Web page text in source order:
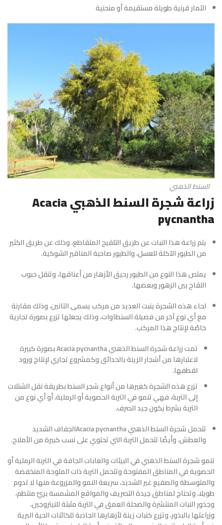
الثمار قرنية طويلة مستقيمة أو منحنية
السنط الذهبي
زراعة شجرة السنط الذهبي Acacia
pycnantha
يتم زراعة هذا النبات عن طريق التلقيح المتقاطع، وذلك عن طريق الكثير
من الطيور الآكلة للعسل، والطيور صاحبة المناقير الشوكية.
يمتص هذا النوع من الطيور رحيق الأزهار من أعناقها، وتنقل حبوب
اللقاح بين الزهور وبعضها.
لحاء هذه الشجرة ينبت العديد من مركب يسمى التانين، وذلك مقارنة
مع أي نوع آخر من فصيلة السنطاوات، وذلك يجعلها تزرع بصورة تجارية
خاصًة لإنتاج هذا المركب.
تمت زراعة شجرة السنط الذهبي Acacia pycnantha بصورة كبيرة
لاعتبارها من أشجار الزينة بالحدائق وكمشروع تجاري لإنتاج ورود
لقطفها.
تزرع هذه الشجرة كغيرها من أنواع شجر السنط بطريقة نقل الشتلات
إلى التربة، فهي تنمو في التربة الحصوية أو الرملية، أو أي نوع من
التربة بشرط يكون جيد الصرف.
تتحمل شجرة السنط الذهبي Acacia pycnanthaالجفاف الشديد
والعطش، وأيضًا تتحمل التربة التي تحتوي على نسب كبيرة من الأملاح.
تنمو شجرةالسنط الذهبيفي البيئات والغابات الجافة في التربة الرملية أو
الحصوية في المناطق المفتوحة وتتحمل التربة ذات الملوحة المنخفضة
والمتوسطة والصقيع غير الشديد، سريعة النمو والمزروعة منها لا تدوم
طويلا، وتحتاج لمناطق جيدة التصريف والمواقع المشمسة بريّ منتظم،
وجذور النبات المنتشرة والضحلة العمق في التربة مثبتة للنيتروجين،
وزراعتها بالبذور، وتزرع كنبات زينة لأزهارها الجاذبة للكائنات الحية البرية